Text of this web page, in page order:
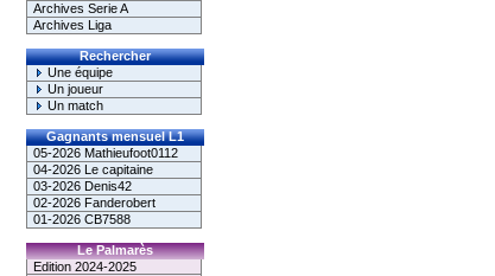
Archives Serie A
Archives Liga
Rechercher
Une équipe
Un joueur
Un match
Gagnants mensuel L1
05-2026 Mathieufoot0112
04-2026 Le capitaine
03-2026 Denis42
02-2026 Fanderobert
01-2026 CB7588
Le Palmarès
Edition 2024-2025